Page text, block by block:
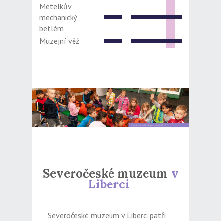
Metelkův
mechanický
betlém
Muzejní věž
Severočeské muzeum v
Liberci
Severočeské muzeum v Liberci patří